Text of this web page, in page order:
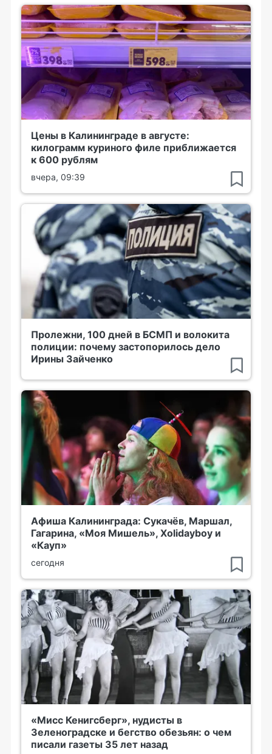
Цены в Калининграде в августе:
килограмм куриного филе приближается
к 600 рублям
вчера, 09:39
Пролежни, 100 дней в БСМП и волокита
полиции: почему застопорилось дело
Ирины Зайченко
Афиша Калининграда: Сукачёв, Маршал,
Гагарина, «Моя Мишель», Xolidayboy и
«Кауп»
сегодня
«Мисс Кенигсберг», нудисты в
Зеленоградске и бегство обезьян: о чем
писали газеты 35 лет назад